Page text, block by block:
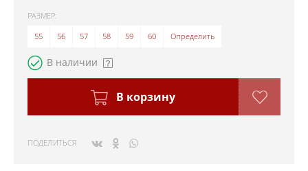
РАЗМЕР:
55
56 57 58 59 60 Определить
В наличии
В корзину
ПОДЕЛИТЬСЯ